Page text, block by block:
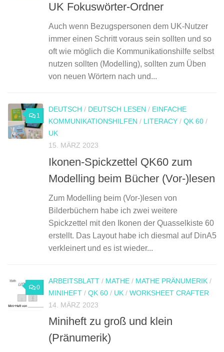
UK Fokuswörter-Ordner
Auch wenn Bezugspersonen dem UK-Nutzer
immer einen Schritt voraus sein sollten und so
oft wie möglich die Kommunikationshilfe selbst
nutzen sollten (Modelling), sollten zum Üben
von neuen Wörtern nach und...
1
DEUTSCH / DEUTSCH LESEN / EINFACHE
KOMMUNIKATIONSHILFEN / LITERACY / QK 60 /
UK
15. MÄRZ 2023
Ikonen-Spickzettel QK60 zum
Modelling beim Bücher (Vor-)lesen
Zum Modelling beim (Vor-)lesen von
Bilderbüchern habe ich zwei weitere
Spickzettel mit den Ikonen der Quasselkiste 60
erstellt. Das Layout habe ich diesmal auf DinA5
verkleinert und es ist wieder...
0
ARBEITSBLATT / MATHE / MATHE PRÄNUMERIK /
MINIHEFT / QK 60 / UK / WORKSHEET CRAFTER
14. MÄRZ 2023
Miniheft zu groß und klein
(Pränumerik)